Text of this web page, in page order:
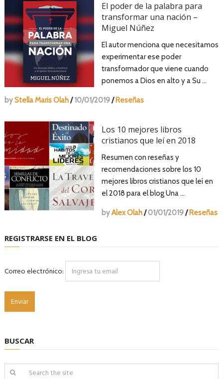
El poder de la palabra para
transformar una nación –
Miguel Núñez
El autor menciona que necesitamos
experimentar ese poder
transformador que viene cuando
ponemos a Dios en alto y a Su …
byStella Maris Olah/ 10/01/2019/ Reseñas
Los 10 mejores libros
cristianos que leí en 2018
Resumen con reseñas y
recomendaciones sobre los 10
mejores libros cristianos que leí en
el 2018 para el blog Una …
byAlex Olah/ 01/01/2019/ Reseñas
REGISTRARSE EN EL BLOG
Correo electrónico:
BUSCAR